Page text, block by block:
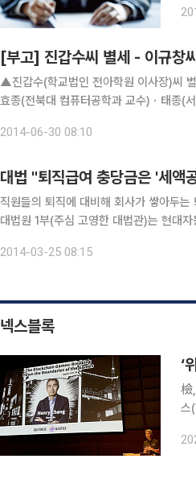
고
[부고] 진갑수씨 별세 - 이규창
▲진갑수(학교법인 전아학원 이사장)씨
효종(전북대 컴퓨터공학과 교수)ㆍ태종(
2014-06-30 08:10
대법 "퇴직급여 충당금은 '세액
직원들의 퇴직에 대비해 회사가 쌓아두
대법원 1부(주심 고영한 대법관)는 현대
2014-03-25 08:15
넥스블록
‘
檢,
스
된